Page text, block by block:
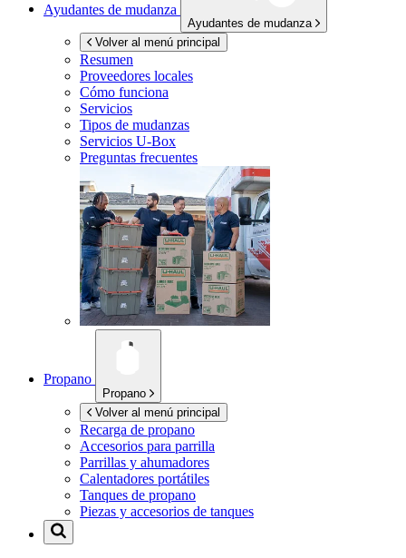
Ayudantes de mudanza
Ayudantes de mudanza
Volver al menú principal
Resumen
Proveedores locales
Cómo funciona
Servicios
Tipos de mudanzas
Servicios U-Box
Preguntas frecuentes
Propano
Propano
Volver al menú principal
Recarga de propano
Accesorios para parrilla
Parrillas y ahumadores
Calentadores portátiles
Tanques de propano
Piezas y accesorios de tanques